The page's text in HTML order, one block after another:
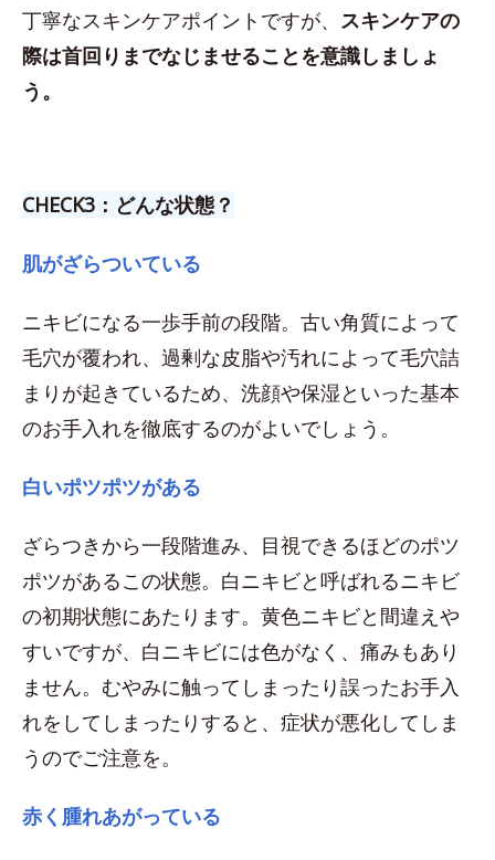
丁寧なスキンケアポイントですが、 スキンケアの
際は首回りまでなじませることを意識しましょ
う。
CHECK3：どんな状態？
肌がざらついている
ニキビになる一歩手前の段階。古い角質によって
毛穴が覆われ、過剰な皮脂や汚れによって毛穴詰
まりが起きているため、洗顔や保湿といった基本
のお手入れを徹底するのがよいでしょう。
白いポツポツがある
ざらつきから一段階進み、目視できるほどのポツ
ポツがあるこの状態。白ニキビと呼ばれるニキビ
の初期状態にあたります。黄色ニキビと間違えや
すいですが、白ニキビには色がなく、痛みもあり
ません。むやみに触ってしまったり誤ったお手入
れをしてしまったりすると、症状が悪化してしま
うのでご注意を。
赤く腫れあがっている